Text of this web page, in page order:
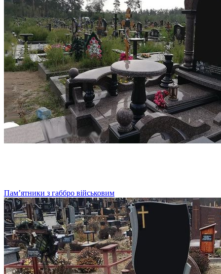
Пам’ятники з габбро військовим